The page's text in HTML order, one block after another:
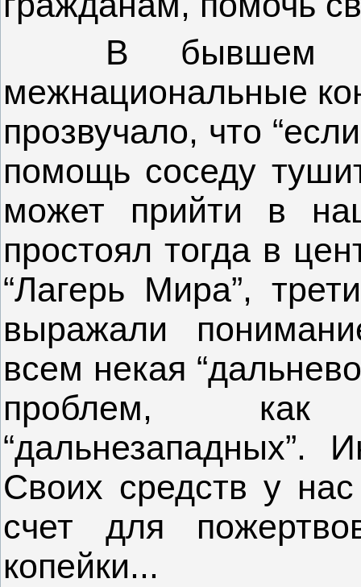
В бывшем
межнациональные
прозвучало, что
помощь соседу
может прийти в
простоял тогда в
“Лагерь Мира”,
выражали
всем некая
проблем, как
“дальнезападных”.
Своих средств у
счет для
копейки...